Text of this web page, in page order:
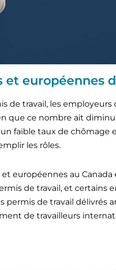
européennes
de travail, les
que ce nombre ait
faible taux de chômage
les rôles.
européennes au
de travail, et
permis de travail
de travailleurs